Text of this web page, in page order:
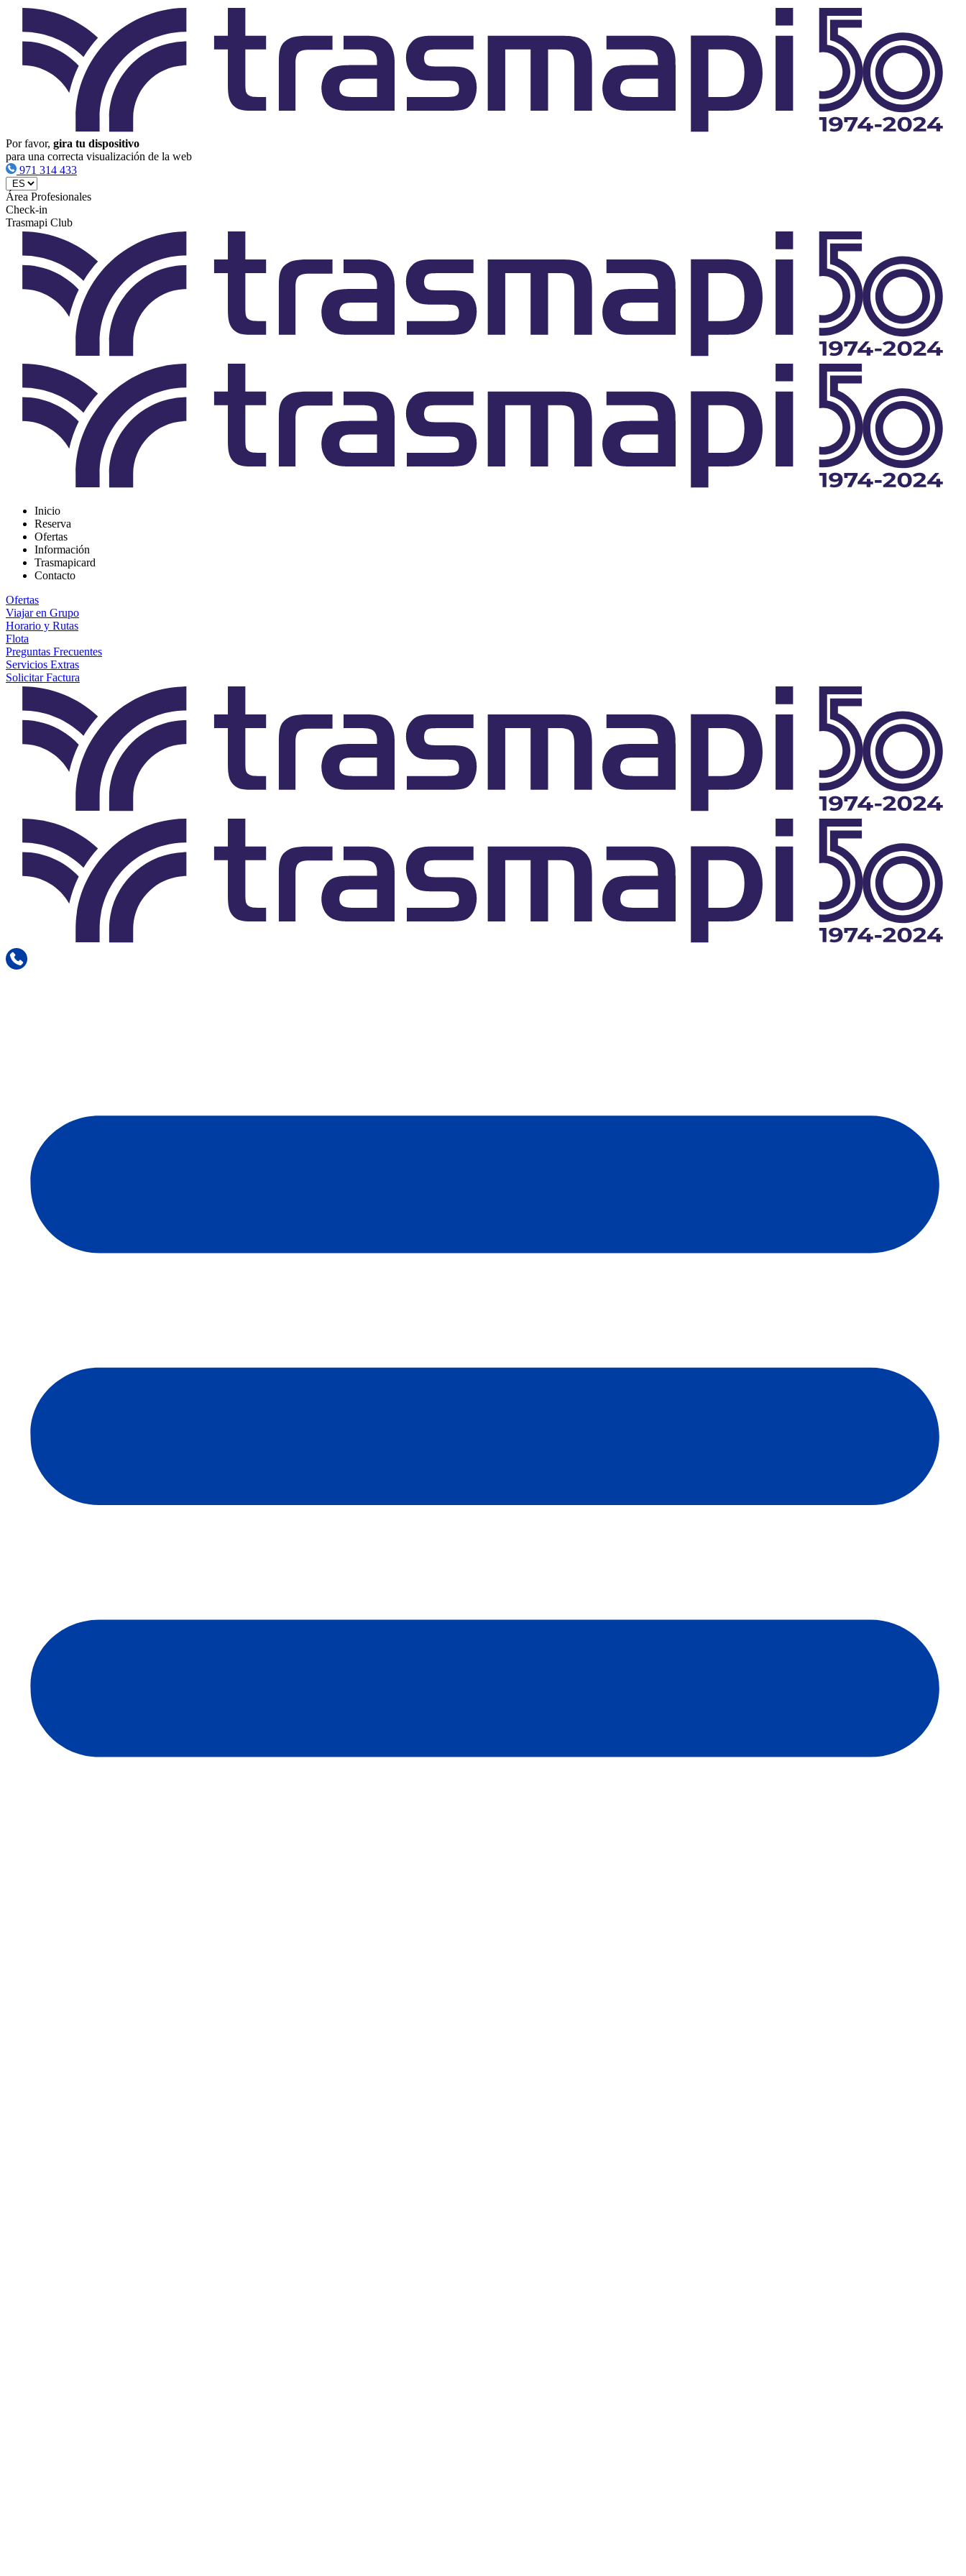
Por favor, gira tu dispositivo
para una correcta visualización de la web
971 314 433
Área Profesionales
Check-in
Trasmapi Club
Inicio
Reserva
Ofertas
Información
Trasmapicard
Contacto
Ofertas
Viajar en Grupo
Horario y Rutas
Flota
Preguntas Frecuentes
Servicios Extras
Solicitar Factura